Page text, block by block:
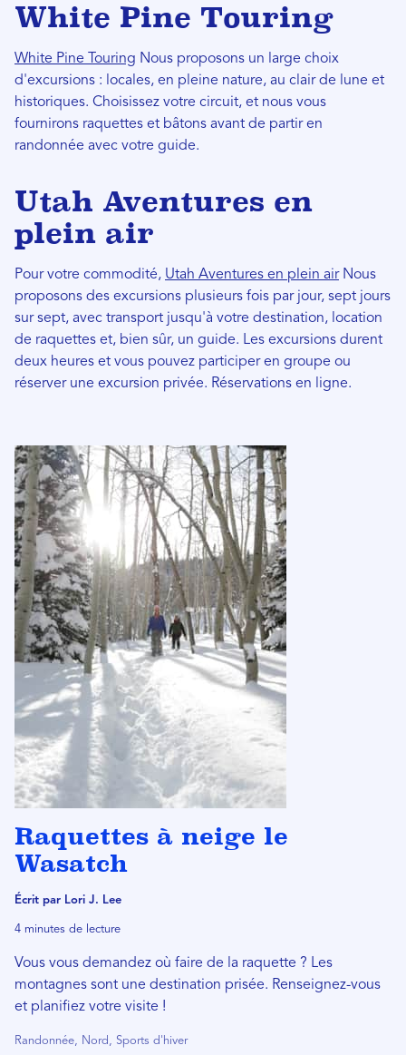
White Pine Touring
White Pine Touring Nous proposons un large choix
d'excursions : locales, en pleine nature, au clair de lune et
historiques. Choisissez votre circuit, et nous vous
fournirons raquettes et bâtons avant de partir en
randonnée avec votre guide.
Utah Aventures en
plein air
Pour votre commodité, Utah Aventures en plein airNous
proposons des excursions plusieurs fois par jour, sept jours
sur sept, avec transport jusqu'à votre destination, location
de raquettes et, bien sûr, un guide. Les excursions durent
deux heures et vous pouvez participer en groupe ou
réserver une excursion privée. Réservations en ligne.
Raquettes à neige le
Wasatch
Écrit par Lori J. Lee
4 minutes de lecture
Vous vous demandez où faire de la raquette ? Les
montagnes sont une destination prisée. Renseignez-vous
et planifiez votre visite !
Randonnée, Nord, Sports d'hiver